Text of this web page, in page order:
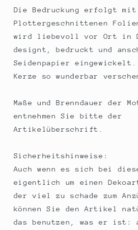
Die Bedruckung erfolgt mit
Plottergeschnittenen
wird liebevoll vor Ort in
designt, bedruckt und
Seidenpapier
Kerze so wunderbar
Maße und Brenndauer der
entnehmen Sie bitte der
Artikelüberschrift.
Sicherheitshinweise:
Auch wenn es sich bei
eigentlich um einen
der viel zu schade zum
können Sie den Artikel
das benutzen, was er ist: